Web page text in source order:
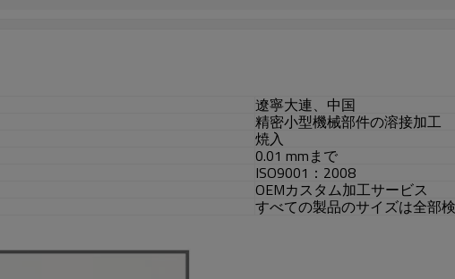
遼寧大連、中国
精密小型機械部件の溶接加工
焼入
0.01 mmまで
ISO9001：2008
OEMカスタム加工サービス
すべての製品のサイズは全部